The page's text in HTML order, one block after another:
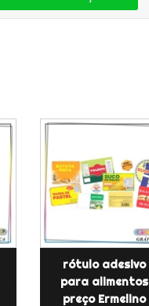
rótulo adesivo
para alimentos
preço Ermelino